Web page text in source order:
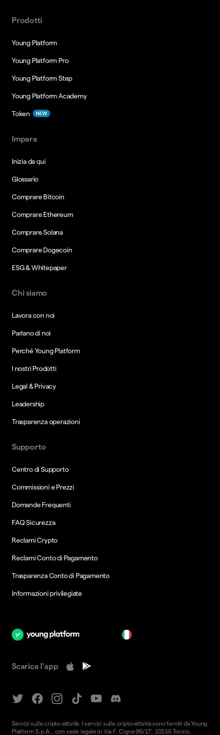
Prodotti
Young Platform
Young Platform Pro
Young Platform Step
Young Platform Academy
Token NEW
Impara
Inizia da qui
Glossario
Comprare Bitcoin
Comprare Ethereum
Comprare Solana
Comprare Dogecoin
ESG & Whitepaper
Chi siamo
Lavora con noi
Parlano di noi
Perché Young Platform
I nostri Prodotti
Legal & Privacy
Leadership
Trasparenza operazioni
Supporto
Centro di Supporto
Commissioni e Prezzi
Domande Frequenti
FAQ Sicurezza
Reclami Crypto
Reclami Conto di Pagamento
Trasparenza Conto di Pagamento
Informazioni privilegiate
Scarica l'app
Servizi sulle cripto-attività. I servizi sulle cripto-attività sono forniti da Young
Platform S.p.A., con sede legale in Via F. Cigna 96/17, 10155 Torino.